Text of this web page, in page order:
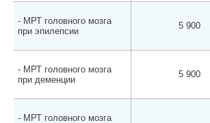
- МРТ головного мозга
при эпилепсии
5 900
- МРТ головного мозга
при деменции
5 900
- МРТ головного мозга